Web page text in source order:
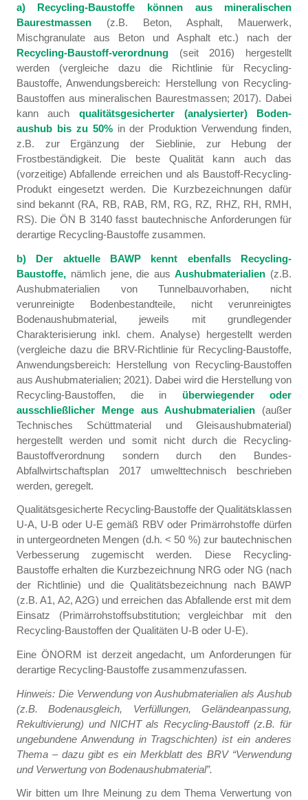
a) Recycling-Baustoffe können aus mineralischen
Baurestmassen(z.B. Beton, Asphalt, Mauerwerk,
Mischgranulate aus Beton und Asphalt etc.) nach der
Recycling-Baustoff-verordnung(seit 2016) hergestellt
werden (vergleiche dazu die Richtlinie für Recycling-
Baustoffe, Anwendungsbereich: Herstellung von Recycling-
Baustoffen aus mineralischen Baurestmassen; 2017). Dabei
kann auch qualitätsgesicherter (analysierter) Boden-
aushub bis zu 50%in der Produktion Verwendung finden,
z.B. zur Ergänzung der Sieblinie, zur Hebung der
Frostbeständigkeit. Die beste Qualität kann auch das
(vorzeitige) Abfallende erreichen und als Baustoff-Recycling-
Produkt eingesetzt werden. Die Kurzbezeichnungen dafür
sind bekannt (RA, RB, RAB, RM, RG, RZ, RHZ, RH, RMH,
RS). Die ÖN B 3140 fasst bautechnische Anforderungen für
derartige Recycling-Baustoffe zusammen.
b) Der aktuelle BAWP kennt ebenfalls Recycling-
Baustoffe, nämlich jene, die aus Aushubmaterialien (z.B.
Aushubmaterialien von Tunnelbauvorhaben, nicht
verunreinigte Bodenbestandteile, nicht verunreinigtes
Bodenaushubmaterial, jeweils mit grundlegender
Charakterisierung inkl. chem. Analyse) hergestellt werden
(vergleiche dazu die BRV-Richtlinie für Recycling-Baustoffe,
Anwendungsbereich: Herstellung von Recycling-Baustoffen
aus Aushubmaterialien; 2021). Dabei wird die Herstellung von
Recycling-Baustoffen, die in überwiegender oder
ausschließlicher Menge aus Aushubmaterialien (außer
Technisches Schüttmaterial und Gleisaushubmaterial)
hergestellt werden und somit nicht durch die Recycling-
Baustoffverordnung sondern durch den Bundes-
Abfallwirtschaftsplan 2017 umwelttechnisch beschrieben
werden, geregelt.
Qualitätsgesicherte Recycling-Baustoffe der Qualitätsklassen
U-A, U-B oder U-E gemäß RBV oder Primärrohstoffe dürfen
in untergeordneten Mengen (d.h. < 50 %) zur bautechnischen
Verbesserung zugemischt werden. Diese Recycling-
Baustoffe erhalten die Kurzbezeichnung NRG oder NG (nach
der Richtlinie) und die Qualitätsbezeichnung nach BAWP
(z.B. A1, A2, A2G) und erreichen das Abfallende erst mit dem
Einsatz (Primärrohstoffsubstitution; vergleichbar mit den
Recycling-Baustoffen der Qualitäten U-B oder U-E).
Eine ÖNORM ist derzeit angedacht, um Anforderungen für
derartige Recycling-Baustoffe zusammenzufassen.
Hinweis: Die Verwendung von Aushubmaterialien als Aushub
(z.B. Bodenausgleich, Verfüllungen, Geländeanpassung,
Rekultivierung) und NICHT als Recycling-Baustoff (z.B. für
ungebundene Anwendung in Tragschichten) ist ein anderes
Thema – dazu gibt es ein Merkblatt des BRV “Verwendung
und Verwertung von Bodenaushubmaterial”.
Wir bitten um Ihre Meinung zu dem Thema Verwertung von